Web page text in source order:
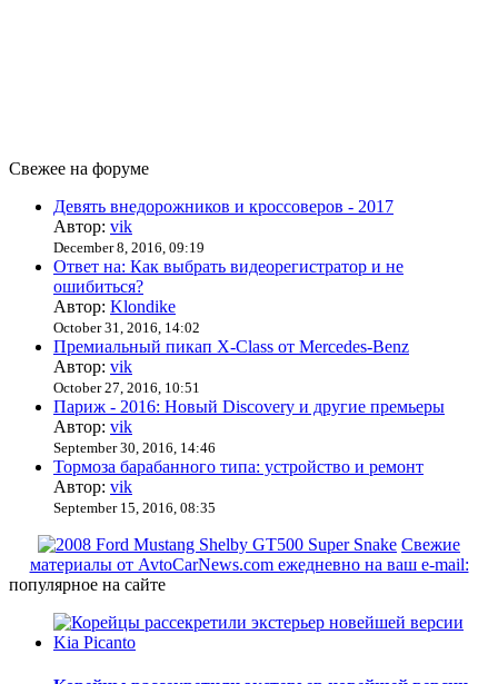
Свежее на форуме
Девять внедорожников и кроссоверов - 2017
Автор: vik
December 8, 2016, 09:19
Ответ на: Как выбрать видеорегистратор и не
ошибиться?
Автор: Klondike
October 31, 2016, 14:02
Премиальный пикап X-Class от Mercedes-Benz
Автор: vik
October 27, 2016, 10:51
Париж - 2016: Новый Discovery и другие премьеры
Автор: vik
September 30, 2016, 14:46
Тормоза барабанного типа: устройство и ремонт
Автор: vik
September 15, 2016, 08:35
Свежие
материалы от AvtoCarNews.com ежедневно на ваш e-mail:
популярное на сайте